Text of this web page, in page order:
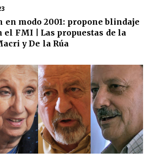
modo 2001: propone blindaje
el FMI | Las propuestas de la
y De la Rúa